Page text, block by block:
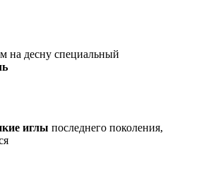
на десну специальный
иглы последнего поколения,